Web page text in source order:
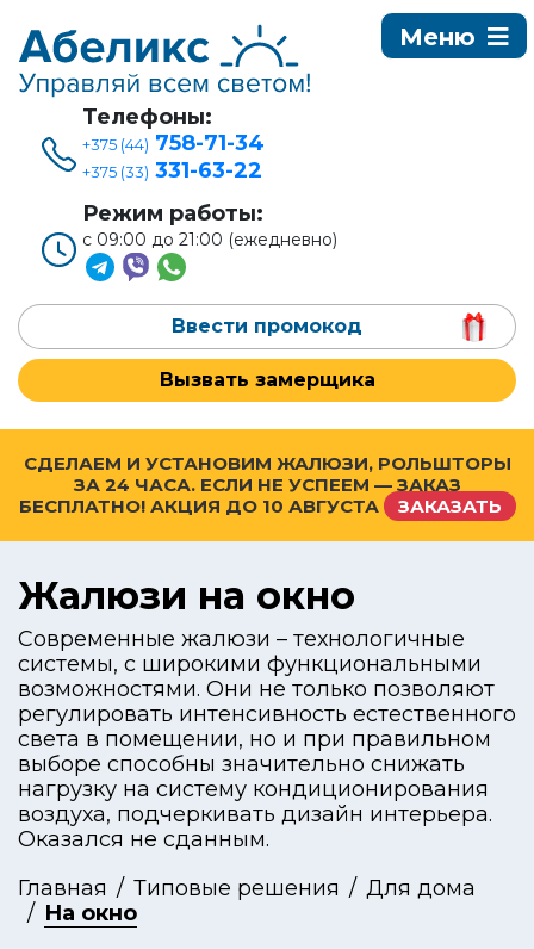
Телефоны:
+375 (44) 758-71-34
+375 (33) 331-63-22
Режим работы:
с 09:00 до 21:00 (ежедневно)
Ввести промокод
Вызвать замерщика
СДЕЛАЕМ И УСТАНОВИМ ЖАЛЮЗИ, РОЛЬШТОРЫ
ЗА 24 ЧАСА. ЕСЛИ НЕ УСПЕЕМ — ЗАКАЗ
БЕСПЛАТНО! АКЦИЯ ДО 10 АВГУСТА ЗАКАЗАТЬ
Жалюзи на окно
Современные жалюзи – технологичные
системы, с широкими функциональными
возможностями. Они не только позволяют
регулировать интенсивность естественного
света в помещении, но и при правильном
выборе способны значительно снижать
нагрузку на систему кондиционирования
воздуха, подчеркивать дизайн интерьера.
Оказался не сданным.
Главная
Типовые решения
Для дома
На окно